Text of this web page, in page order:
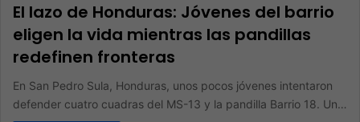
El lazo de Honduras: Jóvenes del barrio
eligen la vida mientras las pandillas
redefinen fronteras
En San Pedro Sula, Honduras, unos pocos jóvenes intentaron
defender cuatro cuadras del MS-13 y la pandilla Barrio 18. Un…